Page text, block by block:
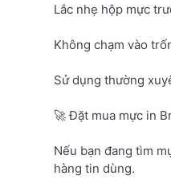
Lắc nhẹ hộp mực
Không chạm vào
Sử dụng thường
🚀 Đặt mua mực in
Nếu bạn đang tìm
hàng tin dùng.